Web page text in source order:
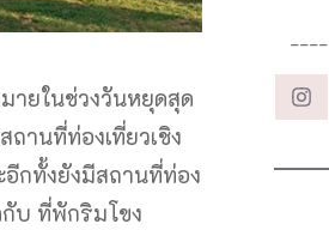
ายในช่วงวันหยุดสุด
านที่ท่องเที่ยวเชิง
กทั้งยังมีสถานที่ท่อง
กับ ที่พักริมโขง
----